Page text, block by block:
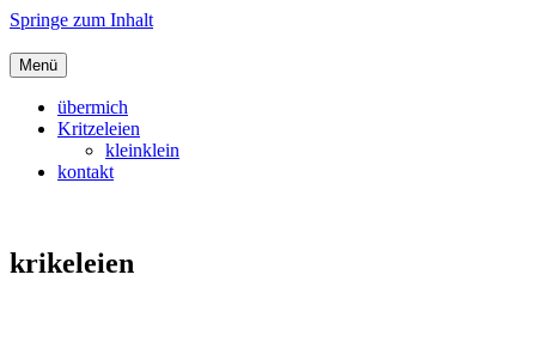
Springe zum Inhalt
Lilybeth
Menü
übermich
Kritzeleien
kleinklein
kontakt
krikeleien